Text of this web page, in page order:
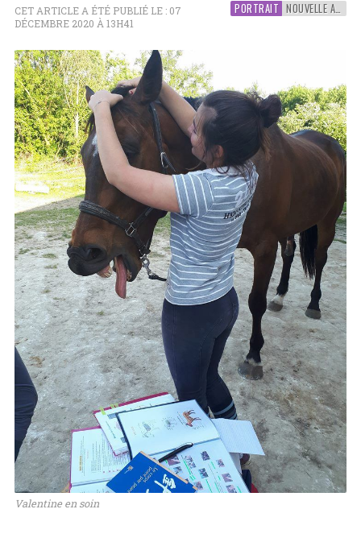
PORTRAIT NOUVELLE AQUITAINE
CET ARTICLE A ÉTÉ PUBLIÉ LE : 07
DÉCEMBRE 2020 À 13H41
Valentine en soin